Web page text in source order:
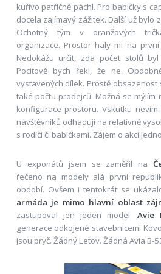
kuřivo patřičně páchl. Pro babičky s
docela zajímavý zážitek. Další už bylo
Ochotný tým v oranžových
organizace. Prostor haly mi na
Nedokážu určit, zda počet stolů
Pocitově bych řekl, že ne.
vystavených dílek. Prostě obsazenost
také počtu prodejců. Možná se mýlím
konfigurace prostoru. Vskutku
návštěvníků odhaduji na relativně
s rodiči či babičkami. Zájem o akci
U exponátů jsem se zaměřil na
řečeno na modely alá první
období. Ovšem i tentokrát se
armáda je mimo hlavní oblast
zastupoval jen jeden model. Avie
generace odkojené stavebnicemi
jsou pryč. Žádný Letov. Žádná Avia B-